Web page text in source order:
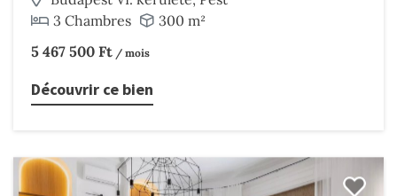
3 Chambres
300 m²
5 467 500 Ft / mois
Découvrir ce bien